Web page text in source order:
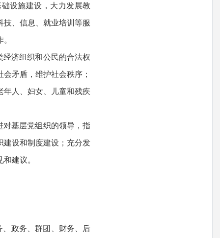
设施建设，大力发展教
、信息、就业培训等服
济组织和公民的合法权
矛盾，维护社会秩序；
年人、妇女、儿童和残疾
基层党组织的领导，指
建设和制度建设；充分发
建议。
政务、群团、财务、后